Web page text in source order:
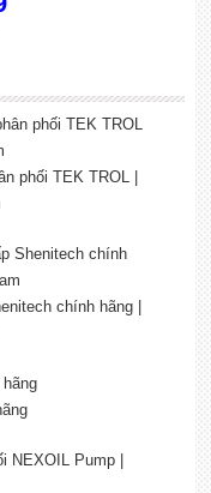
phối TEK TROL |
chính hãng |